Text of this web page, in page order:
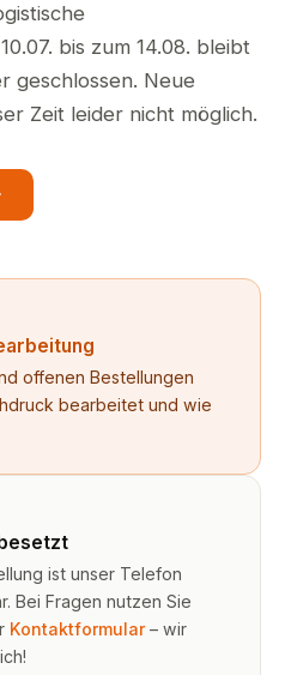
bis zum 14.08. bleibt
geschlossen. Neue
Zeit leider nicht möglich.
offenen Bestellungen
bearbeitet und wie
ist unser Telefon
Bei Fragen nutzen Sie
Kontaktformular– wir